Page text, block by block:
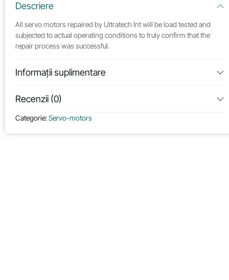
Descriere
All servo motors repaired by Ultratech Int will be load tested and
subjected to actual operating conditions to truly confirm that the
repair process was successful.
Informații suplimentare
Recenzii (0)
Categorie:Servo-motors